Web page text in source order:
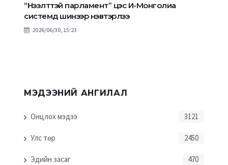
“Нээлттэй парламент” цэс И-Монголиа
системд шинээр нэвтэрлээ
2026/06/30, 15:23
МЭДЭЭНИЙ АНГИЛАЛ
Онцлох мэдээ 3121
Улс төр 2450
Эдийн засаг 470